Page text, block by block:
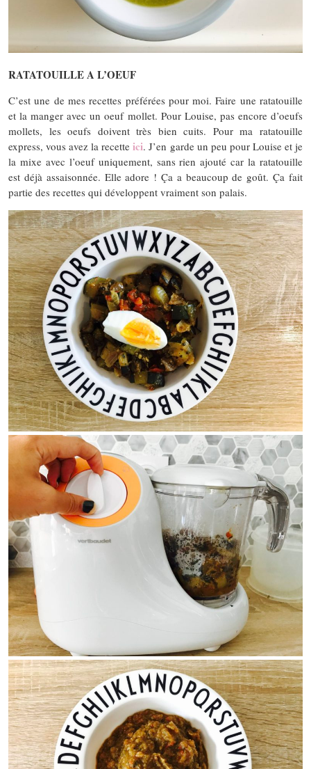
RATATOUILLE A L’OEUF
C’est une de mes recettes préférées pour moi. Faire une ratatouille
et la manger avec un oeuf mollet. Pour Louise, pas encore d’oeufs
mollets, les oeufs doivent très bien cuits. Pour ma ratatouille
express, vous avez la recetteici. J’en garde un peu pour Louise et je
la mixe avec l’oeuf uniquement, sans rien ajouté car la ratatouille
est déjà assaisonnée. Elle adore ! Ça a beaucoup de goût. Ça fait
partie des recettes qui développent vraiment son palais.